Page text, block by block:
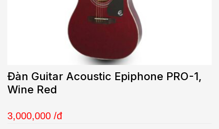
Đàn Guitar Acoustic Epiphone PRO-1,
Wine Red
3,000,000 /đ